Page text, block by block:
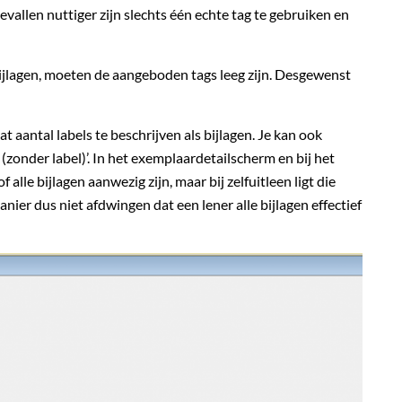
nuttiger zijn slechts één echte tag te gebruiken en
moeten de aangeboden tags leeg zijn. Desgewenst
aantal labels te beschrijven als bijlagen. Je kan ook
label)’. In het exemplaardetailscherm en bij het
alle bijlagen aanwezig zijn, maar bij zelfuitleen ligt die
dus niet afdwingen dat een lener alle bijlagen effectief